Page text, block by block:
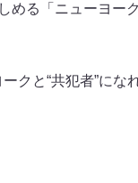
める「ニューヨー
クと“共犯者”に